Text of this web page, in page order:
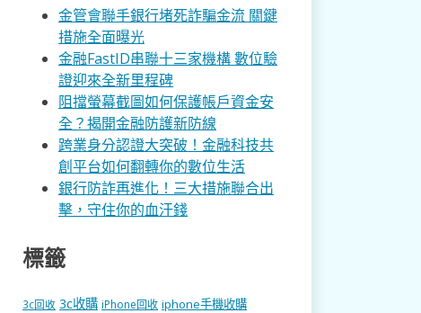
金管會聯手銀行堵死詐騙金流 關鍵
措施全面曝光
金融FastID串聯十三家機構 數位驗
證迎來全新里程碑
阻擋螢幕截圖如何保護帳戶資金安
全？揭開金融防護新防線
跨業身分認證大突破！金融科技共
創平台如何翻轉你的數位生活
銀行防詐再進化！三大措施聯合出
擊，守住你的血汗錢
標籤
3c回收 3c收購 iPhone回收 iphone手機收購